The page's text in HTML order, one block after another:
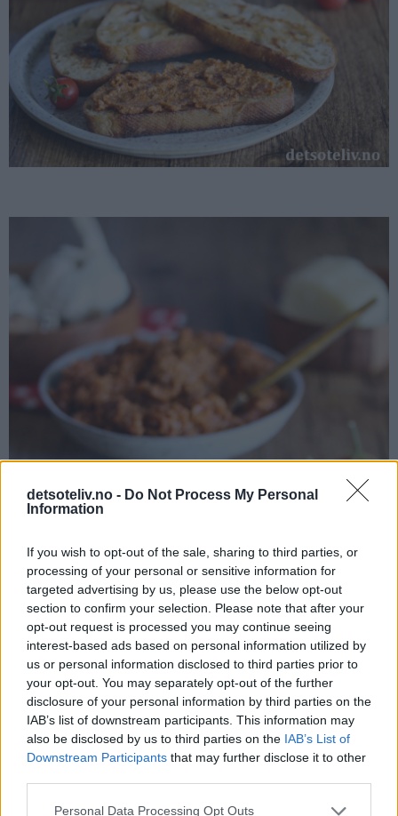
detsoteliv.no - Do Not Process My Personal
Information
If you wish to opt-out of the sale, sharing to third parties, or
processing of your personal or sensitive information for
targeted advertising by us, please use the below opt-out
section to confirm your selection. Please note that after your
opt-out request is processed you may continue seeing
interest-based ads based on personal information utilized by
us or personal information disclosed to third parties prior to
your opt-out. You may separately opt-out of the further
disclosure of your personal information by third parties on the
IAB’s list of downstream participants. This information may
also be disclosed by us to third parties on the IAB’s List of
Downstream Participants that may further disclose it to other
Personal Data Processing Opt Outs